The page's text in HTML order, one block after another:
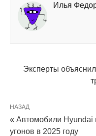
Илья
Эксперты
НАЗАД
« Автомобили Hyundai
угонов в 2025 году